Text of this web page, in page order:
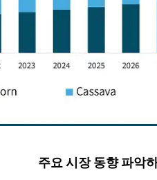
주요 시장 동향 파악